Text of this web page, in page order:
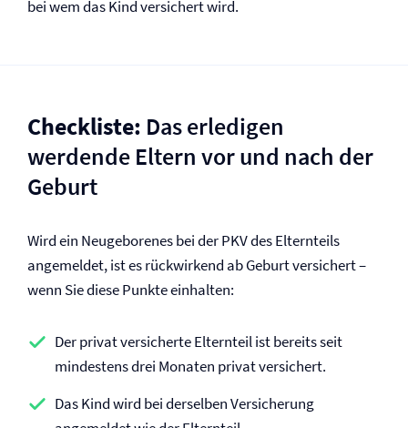
bei wem das Kind versichert wird.
Checkliste: Das erledigen
werdende Eltern vor und nach der
Geburt
Wird ein Neugeborenes bei der PKV des Elternteils
angemeldet, ist es rückwirkend ab Geburt versichert –
wenn Sie diese Punkte einhalten:
Der privat versicherte Elternteil ist bereits seit
mindestens drei Monaten privat versichert.
Das Kind wird bei derselben Versicherung